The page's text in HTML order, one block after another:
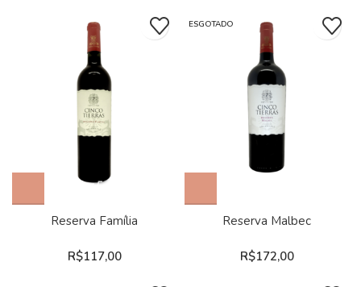
Reserva Família
R$117,00
ESGOTADO
Reserva Malbec
R$172,00